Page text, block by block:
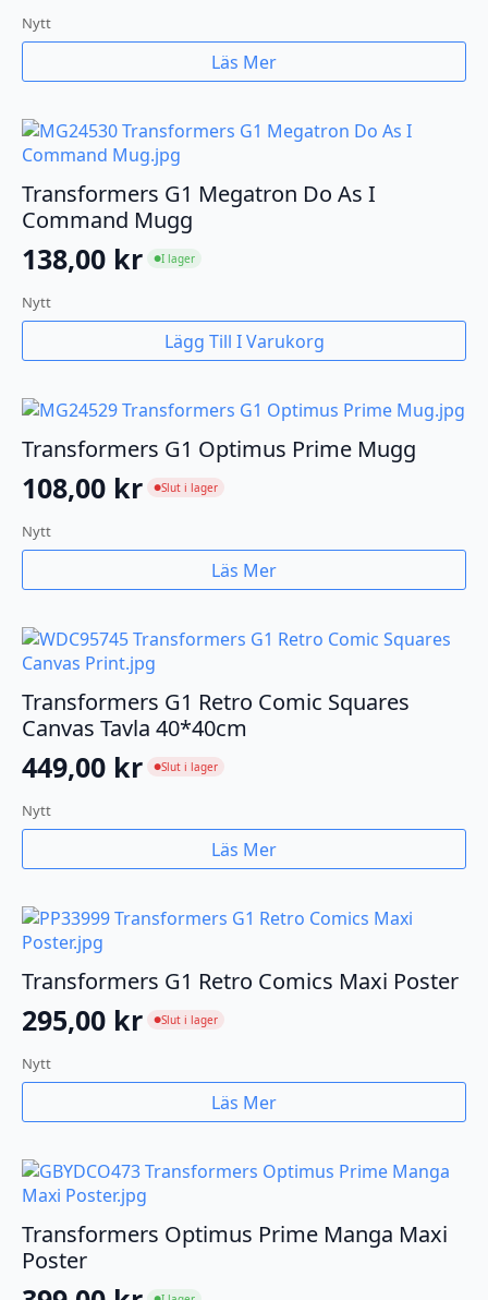
Nytt
Läs Mer
Transformers G1 Megatron Do As I
Command Mugg
138,00 kr ●I lager
Nytt
Lägg Till I Varukorg
Transformers G1 Optimus Prime Mugg
108,00 kr ●Slut i lager
Nytt
Läs Mer
Transformers G1 Retro Comic Squares
Canvas Tavla 40*40cm
449,00 kr ●Slut i lager
Nytt
Läs Mer
Transformers G1 Retro Comics Maxi Poster
295,00 kr ●Slut i lager
Nytt
Läs Mer
Transformers Optimus Prime Manga Maxi
Poster